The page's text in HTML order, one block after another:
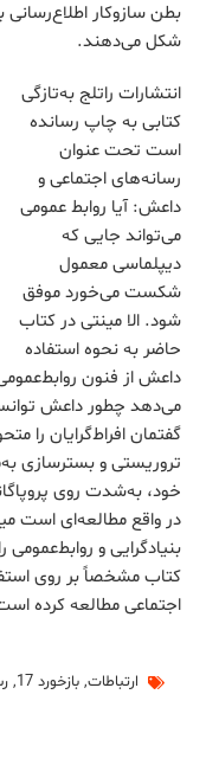
بطن سازوکار اطلاع‌رسانی
شکل می‌دهند.
انتشارات راتلج به‌تازگی
کتابی به چاپ رسانده
است تحت عنوان
رسانه‌های اجتماعی و
داعش: آیا روابط عمومی
می‌تواند جایی که
دیپلماسی معمول
شکست می‌خورد موفق
شود. الا مینتی در کتاب
حاضر به نحوه استفاده
داعش از فنون
می‌دهد چطور داعش
گفتمان افراط‌گرایان را
تروریستی و بسترسازی
خود، به‌شدت روی
در واقع مطالعه‌ای است
بنیادگرایی و
کتاب مشخصاً بر روی
اجتماعی مطالعه کرده
ارتباطات, بازخورد 17 ,